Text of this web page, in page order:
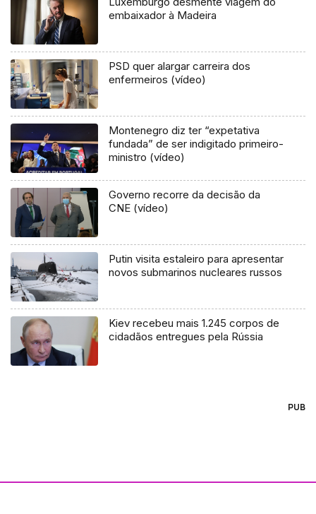
embaixador à Madeira
PSD quer alargar carreira dos
enfermeiros (vídeo)
Montenegro diz ter “expetativa
fundada” de ser indigitado primeiro-
ministro (vídeo)
Governo recorre da decisão da
CNE (vídeo)
Putin visita estaleiro para apresentar
novos submarinos nucleares russos
Kiev recebeu mais 1.245 corpos de
cidadãos entregues pela Rússia
PUB